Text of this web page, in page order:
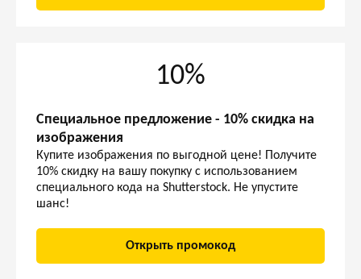
10%
Специальное предложение - 10% скидка на
изображения
Купите изображения по выгодной цене! Получите
10% скидку на вашу покупку с использованием
специального кода на Shutterstock. Не упустите
шанс!
Открыть промокод